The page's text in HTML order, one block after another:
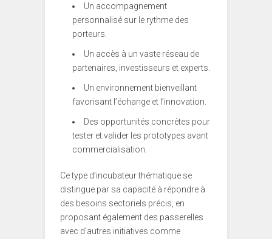
Un accompagnement
personnalisé sur le rythme des
porteurs.
Un accès à un vaste réseau de
partenaires, investisseurs et experts.
Un environnement bienveillant
favorisant l’échange et l’innovation.
Des opportunités concrètes pour
tester et valider les prototypes avant
commercialisation.
Ce type d’incubateur thématique se
distingue par sa capacité à répondre à
des besoins sectoriels précis, en
proposant également des passerelles
avec d’autres initiatives comme